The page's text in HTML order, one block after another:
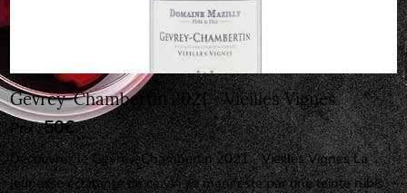
Gevrey-Chambertin 2021 - Vieilles Vignes
Prix :50€
Découvrez le Gevrey-Chambertin 2021 - Vieilles Vignes La
jeunesse éclatante de ce vin se manifeste par une teinte rubis